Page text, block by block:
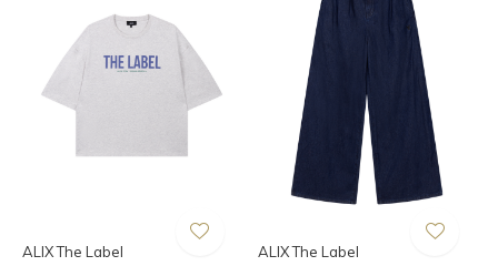
ALIX The Label ALIX The Label